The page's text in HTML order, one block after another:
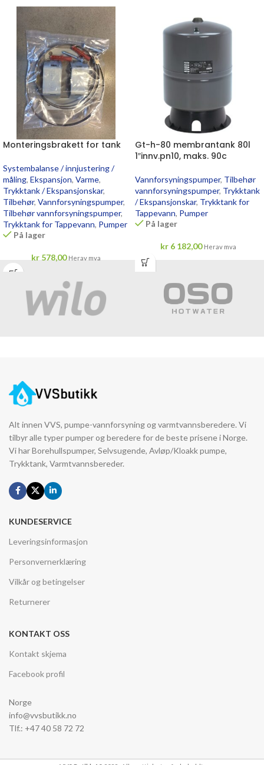
Monteringsbrakett for tank
Systembalanse / innjustering /
måling, Ekspansjon, Varme,
Trykktank / Ekspansjonskar,
Tilbehør, Vannforsyningspumper,
Tilbehør vannforsyningspumper,
Trykktank for Tappevann, Pumper
På lager
kr 578,00 Herav mva
Gt-h-80 membrantank 80l
1″innv.pn10, maks. 90c
Vannforsyningspumper, Tilbehør
vannforsyningspumper, Trykktank
/ Ekspansjonskar, Trykktank for
Tappevann, Pumper
På lager
kr6 182,00 Herav mva
Alt innen VVS, pumpe-vannforsyning og varmtvannsberedere. Vi
tilbyr alle typer pumper og beredere for de beste prisene i Norge.
Vi har Borehullspumper, Selvsugende, Avløp/Kloakk pumpe,
Trykktank, Varmtvannsbereder.
KUNDESERVICE
Leveringsinformasjon
Personvernerklæring
Vilkår og betingelser
Returnerer
KONTAKT OSS
Kontakt skjema
Facebook profil
Norge
info@vvsbutikk.no
Tlf.: +47 40 58 72 72